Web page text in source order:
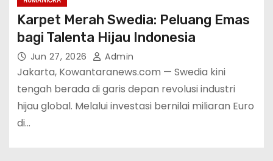
Karpet Merah Swedia: Peluang Emas
bagi Talenta Hijau Indonesia
Jun 27, 2026 Admin
Jakarta, Kowantaranews.com — Swedia kini
tengah berada di garis depan revolusi industri
hijau global. Melalui investasi bernilai miliaran Euro
di…